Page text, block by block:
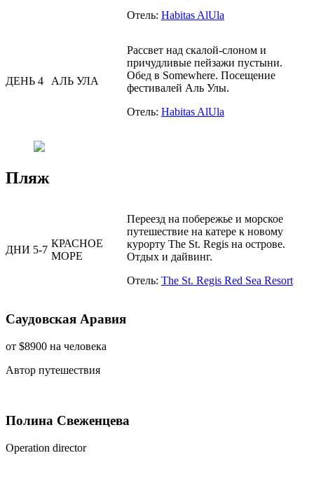
Отель: Habitas AlUla
ДЕНЬ 4 АЛЬ УЛА
Рассвет над скалой-слоном и
причудливые пейзажи пустыни.
Обед в Somewhere. Посещение
фестивалей Аль Улы.
Отель: Habitas AlUla
Пляж
ДНИ 5-7
КРАСНОЕ
МОРЕ
Переезд на побережье и морское
путешествие на катере к новому
курорту The St. Regis на острове.
Отдых и дайвинг.
Отель: The St. Regis Red Sea Resort
Саудовская Аравия
от $8900 на человека
Автор путешествия
Полина Свеженцева
Operation director